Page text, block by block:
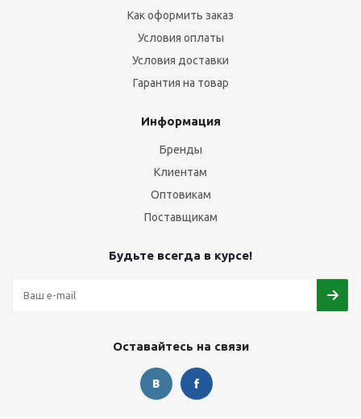
Как оформить заказ
Условия оплаты
Условия доставки
Гарантия на товар
Информация
Бренды
Клиентам
Оптовикам
Поставщикам
Будьте всегда в курсе!
Оставайтесь на связи